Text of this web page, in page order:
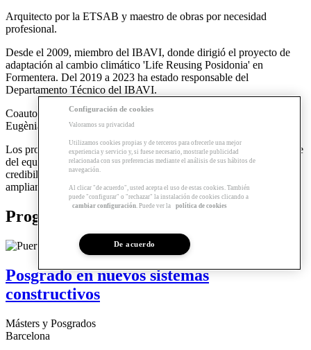
Arquitecto por la ETSAB y maestro de obras por necesidad
profesional.
Desde el 2009, miembro del IBAVI, donde dirigió el proyecto de
adaptación al cambio climático 'Life Reusing Posidonia' en
Formentera. Del 2019 a 2023 ha estado responsable del
Departamento Técnico del IBAVI.
Coautor otros proyectos piloto de vivienda a Palma y en Santa
Eugènia.
Los proyectos desarrollados tanto en el ámbito particular como parte
del equipo del IBAVI han recibido algunos premios que facilitan la
credibilidad para plantear segundos qué. Esta obra ha sido
ampliamente publicada y expuesta.
Programas relacionados
Posgrado en nuevos sistemas
constructivos
Másters y Posgrados
Barcelona
Configuración de cookies
Valoramos su privacidad
Utilizamos cookies propias y de terceros para ofrecerle una mejor
experiencia y servicio y, si fuese necesario, mostrarle publicidad
relacionada con sus preferencias mediante el análisis de sus hábitos de
navegación.
Al clicar "de acuerdo", usted acepta el uso de estas cookies. También
puede "configurar" o "rechazar" la instalación de cookies clicando a
cambiar configuración. Puede ver la política de cookies
De acuerdo